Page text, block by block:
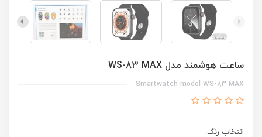
ساعت هوشمند مدل WS-83 MAX
Smartwatch model WS-83 MAX
انتخاب رنگ: